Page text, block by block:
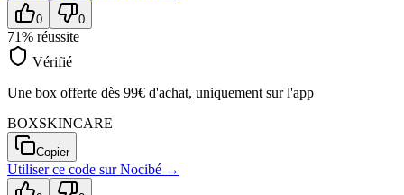
0 0
71% réussite
Vérifié
Une box offerte dès 99€ d'achat, uniquement sur l'app
BOXSKINCARE
Copier
Utiliser ce code surNocibé →